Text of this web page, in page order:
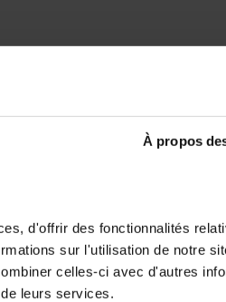
À propos
d'offrir des fonctionnalités
sur l'utilisation de notre
celles-ci avec d'autres
leurs services.